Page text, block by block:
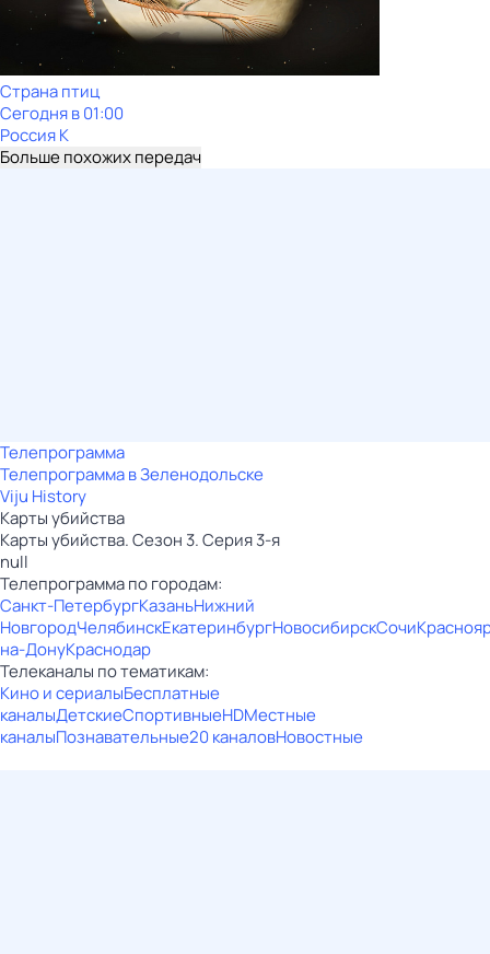
Страна птиц
Сегодня в 01:00
Россия К
Больше похожих передач
Телепрограмма
Телепрограмма в Зеленодольске
Viju History
Карты убийства
Карты убийства. Сезон 3. Серия 3-я
null
Телепрограмма по городам:
Санкт-ПетербургКазаньНижний
НовгородЧелябинскЕкатеринбургНовосибирскСочи
на-ДонуКраснодар
Телеканалы по тематикам:
Кино и сериалыБесплатные
каналыДетскиеСпортивныеHDМестные
каналыПознавательные20 каналовНовостные